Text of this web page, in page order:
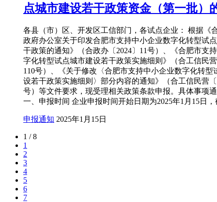
点城市建设若干政策资金（第一批）
各县（市）区、开发区工信部门，各试点企业： 根据《
政府办公室关于印发合肥市支持中小企业数字化转型试
干政策的通知》（合政办〔2024〕11号）、《合肥市支
字化转型试点城市建设若干政策实施细则》（合工信民
110号）、《关于修改〈合肥市支持中小企业数字化转型
设若干政策实施细则〉部分内容的通知》（合工信民营〔
号）等文件要求，现受理相关政策条款申报。具体事项
一、申报时间 企业申报时间开始日期为2025年1月15日
申报通知 2025年1月15日
1 / 8
1
2
3
4
5
6
7